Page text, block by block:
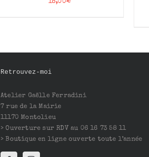
18,00€
Retrouvez-moi
Atelier Gaëlle Ferradini
7 rue de la Mairie
11170 Montolieu
> Ouverture sur RDV au 06 16 73 58 11
> Boutique en ligne ouverte toute l’année